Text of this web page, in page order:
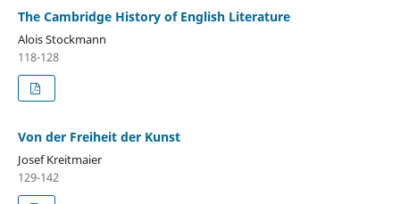
The Cambridge History of English Literature
Alois Stockmann
118-128
Von der Freiheit der Kunst
Josef Kreitmaier
129-142